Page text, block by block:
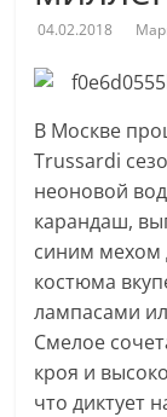
красоте:
только
полезные
для
женщины
04.02.2018
В Москве
Trussardi
неоновой
карандаш,
синим мехом
костюма
лампасами
Смелое
кроя и
что диктует